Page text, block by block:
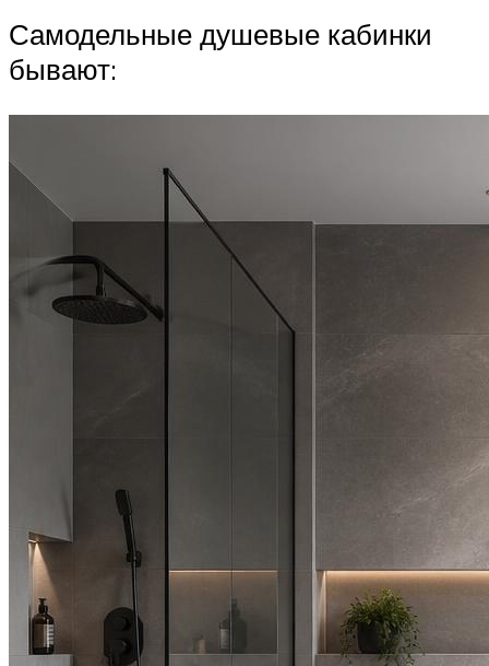
Самодельные душевые кабинки
бывают: